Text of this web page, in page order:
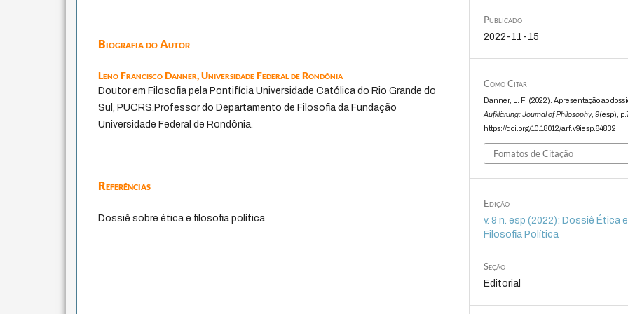
Biografia do Autor
Leno Francisco Danner,Universidade Federal de Rondônia
Doutor em Filosofia pela Pontifícia Universidade Católica do Rio Grande do
Sul, PUCRS.Professor do Departamento de Filosofia da Fundação
Universidade Federal de Rondônia.
Referências
Dossiê sobre ética e filosofia política
Publicado
2022-11-15
Como Citar
Danner, L. F. (2022). Apresentação ao
Aufklärung: Journal of Philosophy,9(esp),
https://doi.org/10.18012/arf.v9iesp.64832
Fomatos de Citação
Edição
v. 9 n. esp (2022): Dossiê Ética e
Filosofia Política
Seção
Editorial